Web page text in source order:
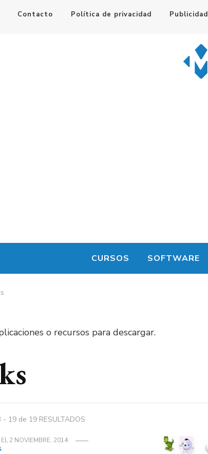
Contacto Política de privacidad Publicidad
CURSOS SOFTWARE
o recursos para descargar.
19 de 19 RESULTADOS
2 NOVIEMBRE, 2014